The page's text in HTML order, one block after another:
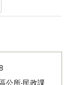
公所‧民政課